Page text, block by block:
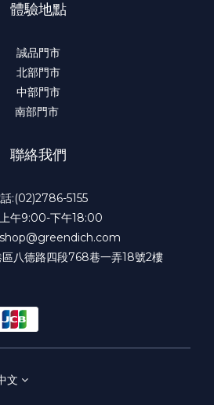
體驗地點
誠品門市
北部門市
中部門市
南部門市
聯絡我們
:(02)2786-5155
午9:00-下午18:00
八德路四段768巷一弄18號2樓
文